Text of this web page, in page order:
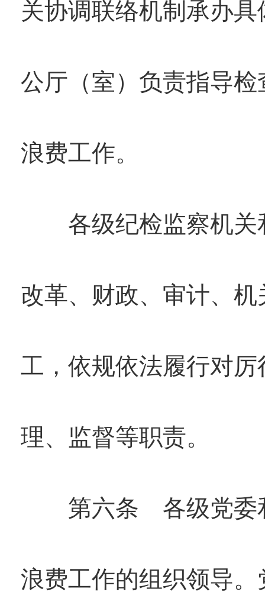
关协调联络机制承办
公厅（室）负责指导
浪费工作。
各级纪检监察机关
改革、财政、审计、
工，依规依法履行对
理、监督等职责。
第六条 各级党委和
浪费工作的组织领导